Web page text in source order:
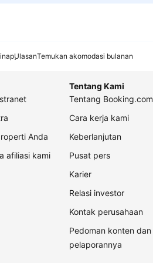
UlasanTemukan akomodasi bulanan
Anda
afiliasi kami
Tentang Kami
Tentang Booking.com
Cara kerja kami
Keberlanjutan
Pusat pers
Karier
Relasi investor
Kontak perusahaan
Pedoman konten dan
pelaporannya